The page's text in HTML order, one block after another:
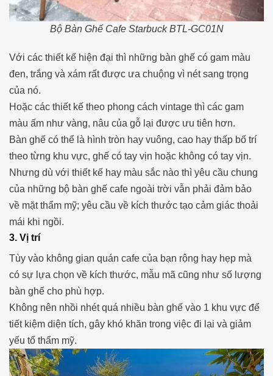
Bộ Bàn Ghế Cafe Starbuck BTL-GC01N
Với các thiết kế hiện đại thì những bàn ghế có gam màu
đen, trắng và xám rất được ưa chuộng vì nét sang trọng
của nó.
Hoặc các thiết kế theo phong cách vintage thì các gam
màu ấm như vàng, nâu của gỗ lại được ưu tiên hơn.
Bàn ghế có thể là hình tròn hay vuông, cao hay thấp bố trí
theo từng khu vực, ghế có tay vịn hoặc không có tay vịn.
Nhưng dù với thiết kế hay màu sắc nào thì yêu cầu chung
của những bộ bàn ghế cafe ngoài trời vẫn phải đảm bảo
về mặt thẩm mỹ; yêu cầu về kích thước tạo cảm giác thoải
mái khi ngồi.
3. Vị trí
Tùy vào không gian quán cafe của bạn rộng hay hẹp mà
có sự lựa chọn về kích thước, mẫu mã cũng như số lượng
bàn ghế cho phù hợp.
Không nên nhồi nhét quá nhiều bàn ghế vào 1 khu vực để
tiết kiệm diện tích, gây khó khăn trong việc đi lại và giảm
yếu tố thẩm mỹ.